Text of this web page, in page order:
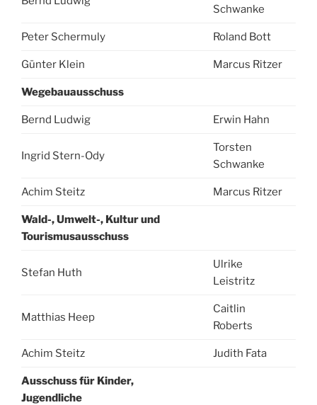
Schwanke
Peter Schermuly Roland Bott
Günter Klein Marcus Ritzer
Wegebauausschuss
Bernd Ludwig Erwin Hahn
Ingrid Stern-Ody
Torsten
Schwanke
Achim Steitz Marcus Ritzer
Wald-, Umwelt-, Kultur und
Tourismusausschuss
Stefan Huth
Ulrike
Leistritz
Matthias Heep
Caitlin
Roberts
Achim Steitz Judith Fata
Ausschuss für Kinder,
Jugendliche